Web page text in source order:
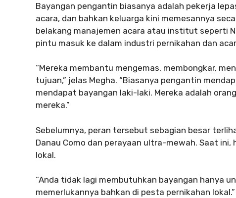
Bayangan pengantin biasanya adalah pekerja
acara, dan bahkan keluarga kini memesannya
belakang manajemen acara atau institut seperti
pintu masuk ke dalam industri pernikahan dan
“Mereka membantu mengemas, membongkar,
tujuan,” jelas Megha. “Biasanya pengantin
mendapat bayangan laki-laki. Mereka adalah
mereka.”
Sebelumnya, peran tersebut sebagian besar
Danau Como dan perayaan ultra-mewah. Saat
lokal.
“Anda tidak lagi membutuhkan bayangan hanya
memerlukannya bahkan di pesta pernikahan lokal.”